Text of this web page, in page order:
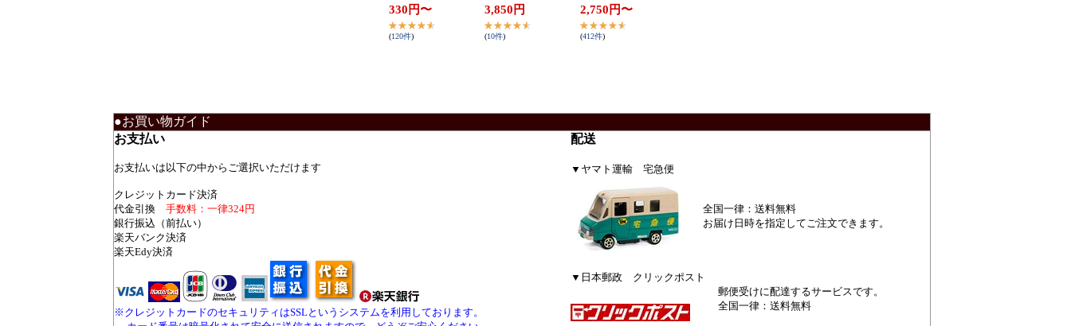
330 円〜
(120件)
3,850 円
(10件)
2,750 円〜
(412件)
●お買い物ガイド
お支払い
お支払いは以下の中からご選択いただけます
クレジットカード決済
代金引換 手数料：一律324円
銀行振込（前払い）
楽天バンク決済
楽天Edy決済
※クレジットカードのセキュリティはSSLというシステムを利用しております。
配送
▼ヤマト運輸 宅急便
全国一律：送料無料
お届け日時を指定してご注文できます。
▼日本郵政 クリックポスト
郵便受けに配達するサービスです。
全国一律：送料無料